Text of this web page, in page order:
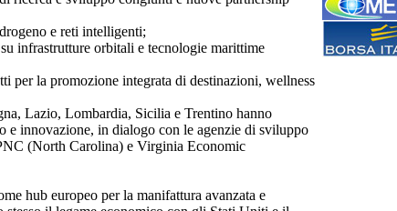
e reti intelligenti;
infrastrutture orbitali e tecnologie marittime
per la promozione integrata di destinazioni, wellness
Lazio, Lombardia, Sicilia e Trentino hanno
e innovazione, in dialogo con le agenzie di sviluppo
(North Carolina) e Virginia Economic
hub europeo per la manifattura avanzata e